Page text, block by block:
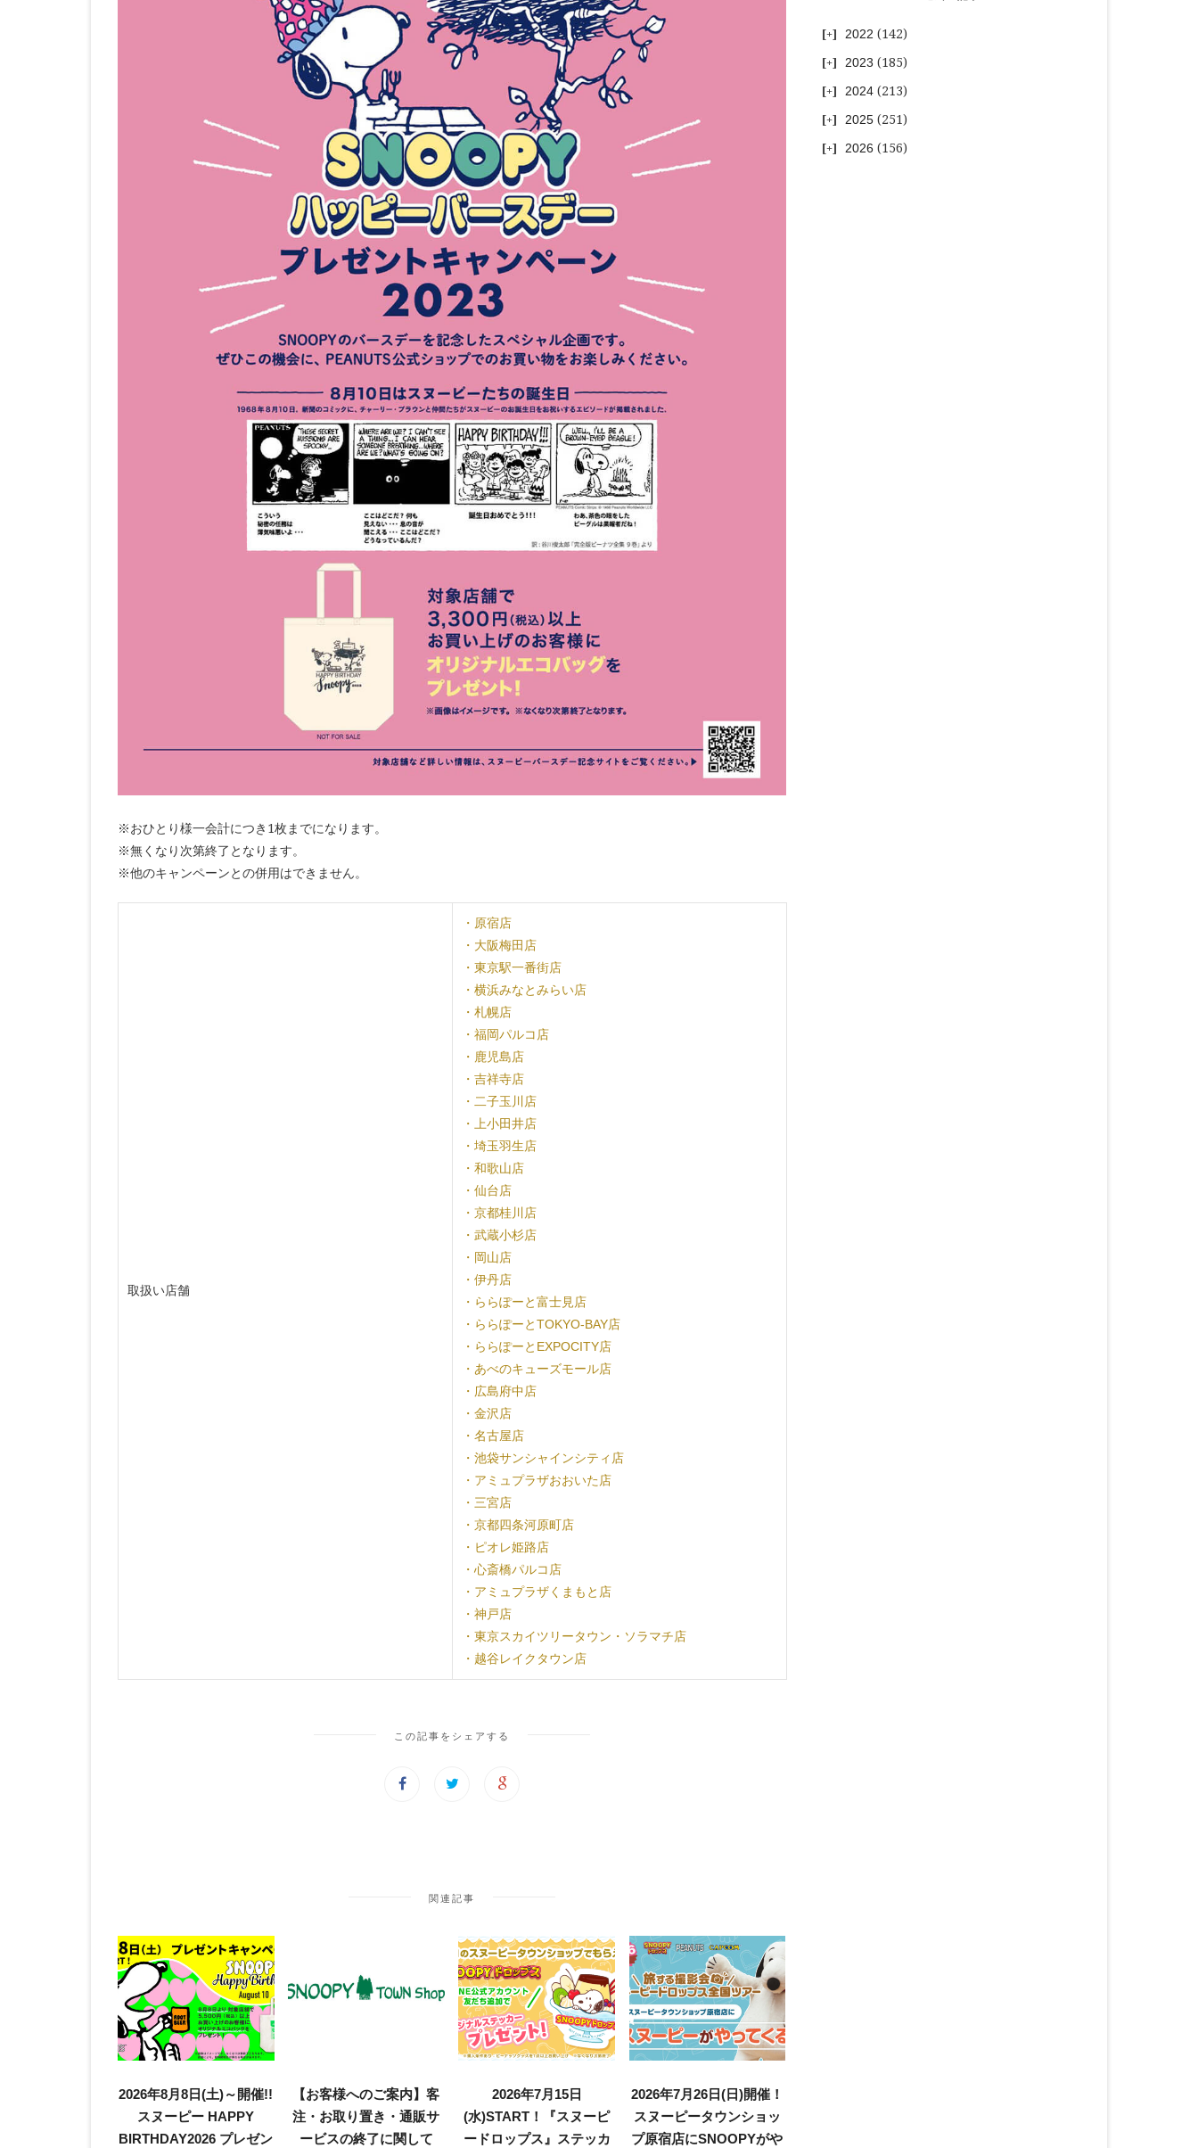
※おひとり様一会計につき1枚までになります。
※無くなり次第終了となります。
※他のキャンペーンとの併用はできません。
取扱い店舗
・原宿店
・大阪梅田店
・東京駅一番街店
・横浜みなとみらい店
・札幌店
・福岡パルコ店
・鹿児島店
・吉祥寺店
・二子玉川店
・上小田井店
・埼玉羽生店
・和歌山店
・仙台店
・京都桂川店
・武蔵小杉店
・岡山店
・伊丹店
・ららぽーと富士見店
・ららぽーとTOKYO-BAY店
・ららぽーとEXPOCITY店
・あべのキューズモール店
・広島府中店
・金沢店
・名古屋店
・池袋サンシャインシティ店
・アミュプラザおおいた店
・三宮店
・京都四条河原町店
・ピオレ姫路店
・心斎橋パルコ店
・アミュプラザくまもと店
・神戸店
・東京スカイツリータウン・ソラマチ店
・越谷レイクタウン店
この記事をシェアする
関連記事
2026年8月8日(土)～開催!!
スヌーピー HAPPY
BIRTHDAY2026 プレゼン
【お客様へのご案内】客
注・お取り置き・通販サ
ービスの終了に関して
2026年7月15日
(水)START！『スヌーピ
ードロップス』ステッカ
2026年7月26日(日)開催！
スヌーピータウンショッ
プ原宿店にSNOOPYがや
2022 (142)
2023 (185)
2024 (213)
2025 (251)
2026 (156)